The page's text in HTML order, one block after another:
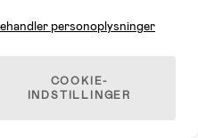
leverandør i legetøjsbranchen.
personoplysninger
COOKIE-
INDSTILLINGER